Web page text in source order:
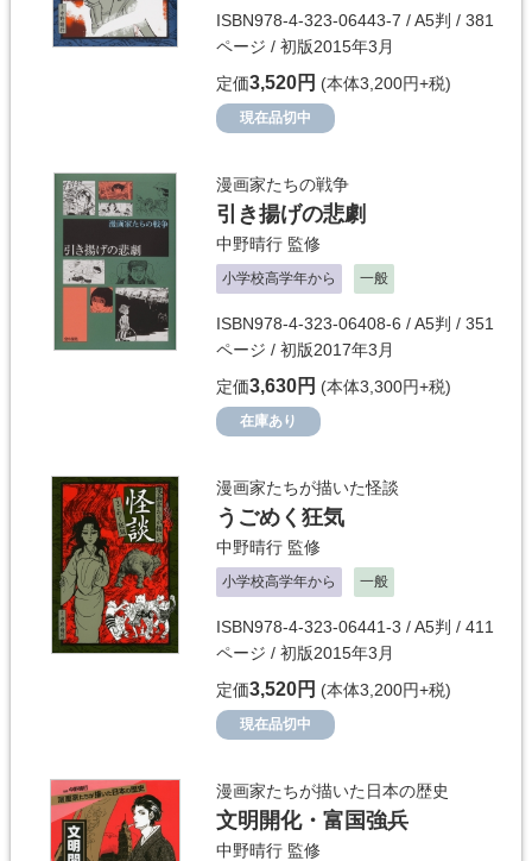
ISBN978-4-323-06443-7 / A5判 / 381
ページ / 初版2015年3月
定価3,520円 (本体3,200円+税)
現在品切中
漫画家たちの戦争
引き揚げの悲劇
中野晴行 監修
小学校高学年から 一般
ISBN978-4-323-06408-6 / A5判 / 351
ページ / 初版2017年3月
定価3,630円 (本体3,300円+税)
在庫あり
漫画家たちが描いた怪談
うごめく狂気
中野晴行 監修
小学校高学年から 一般
ISBN978-4-323-06441-3 / A5判 / 411
ページ / 初版2015年3月
定価3,520円 (本体3,200円+税)
現在品切中
漫画家たちが描いた日本の歴史
文明開化・富国強兵
中野晴行 監修